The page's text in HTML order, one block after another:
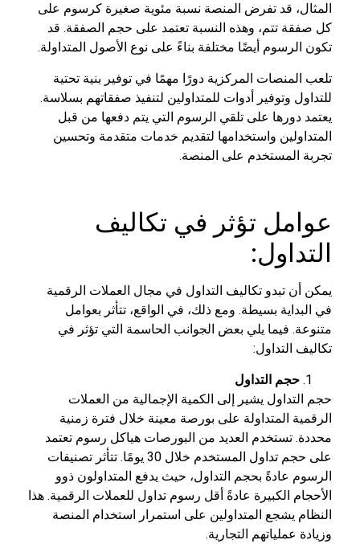
المثال، قد تفرض المنصة نسبة مئوية صغيرة كرسوم على
كل صفقة تتم، وهذه النسبة تعتمد على حجم الصفقة. قد
تكون الرسوم أيضًا مختلفة بناءً على نوع الأصول المتداولة.
تلعب المنصات المركزية دورًا مهمًا في توفير بنية تحتية
للتداول وتوفير أدوات للمتداولين لتنفيذ صفقاتهم بسلاسة.
يعتمد دورها على تلقي الرسوم التي يتم دفعها من قبل
المتداولين واستخدامها لتقديم خدمات متقدمة وتحسين
تجربة المستخدم على المنصة.
عوامل تؤثر في تكاليف
التداول:
يمكن أن تبدو تكاليف التداول في مجال العملات الرقمية
في البداية بسيطة. ومع ذلك، في الواقع، تتأثر بعوامل
متنوعة. فيما يلي بعض الجوانب الحاسمة التي تؤثر في
تكاليف التداول:
حجم التداول
حجم التداول يشير إلى الكمية الإجمالية من العملات
الرقمية المتداولة على بورصة معينة خلال فترة زمنية
محددة. تستخدم العديد من البورصات هياكل رسوم تعتمد
على حجم تداول المستخدم خلال 30 يومًا. تتأثر تصنيفات
الرسوم عادةً بحجم التداول، حيث يدفع المتداولون ذوو
الأحجام الكبيرة عادةً أقل رسوم تداول للعملات الرقمية. هذا
النظام يشجع المتداولين على استمرار استخدام المنصة
وزيادة عملياتهم التجارية.